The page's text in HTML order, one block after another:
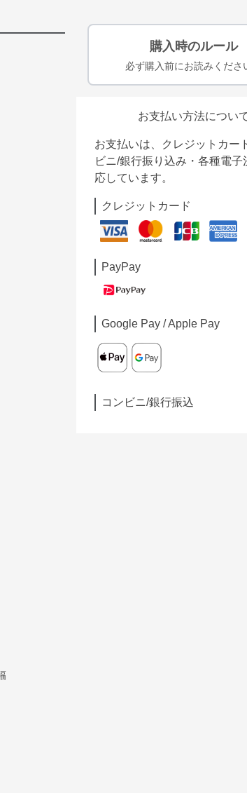
購入時のルール
必ず購入前にお読みくださ
お支払い方法につい
お支払いは、クレジットカー
ビニ/銀行振り込み・各種電子
応しています。
クレジットカード
PayPay
Google Pay / Apple Pay
コンビニ/銀行振込